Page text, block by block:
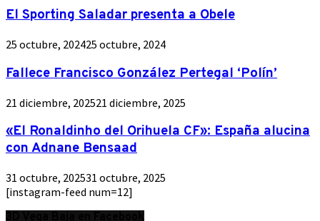
El Sporting Saladar presenta a Obele
25 octubre, 202425 octubre, 2024
Fallece Francisco González Pertegal ‘Polín’
21 diciembre, 202521 diciembre, 2025
«El Ronaldinho del Orihuela CF»: España alucina
con Adnane Bensaad
31 octubre, 202531 octubre, 2025
[instagram-feed num=12]